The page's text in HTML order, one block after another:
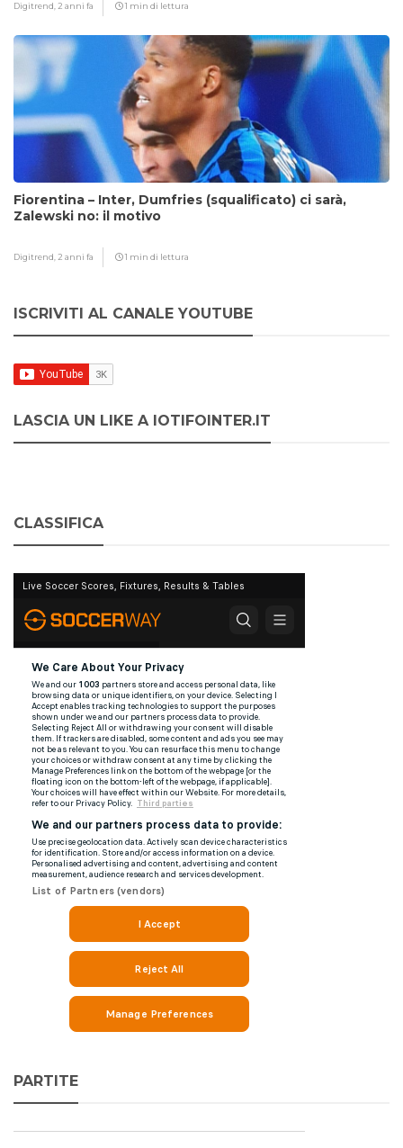
Digitrend, 2 anni fa 1 min di lettura
Fiorentina – Inter, Dumfries (squalificato) ci sarà,
Zalewski no: il motivo
Digitrend, 2 anni fa 1 min di lettura
ISCRIVITI AL CANALE YOUTUBE
LASCIA UN LIKE A IOTIFOINTER.IT
CLASSIFICA
PARTITE